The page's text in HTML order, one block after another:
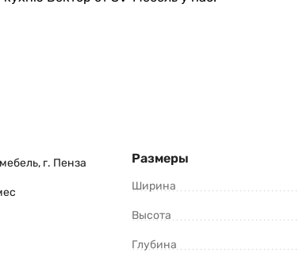
г. Пенза Размеры
Ширина
Высота
Глубина